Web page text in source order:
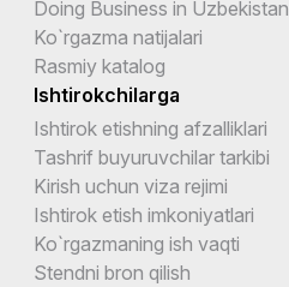
Doing Business in Uzbekistan
Ko`rgazma natijalari
Rasmiy katalog
Ishtirokchilarga
Ishtirok etishning afzalliklari
Tashrif buyuruvchilar tarkibi
Kirish uchun viza rejimi
Ishtirok etish imkoniyatlari
Ko`rgazmaning ish vaqti
Stendni bron qilish